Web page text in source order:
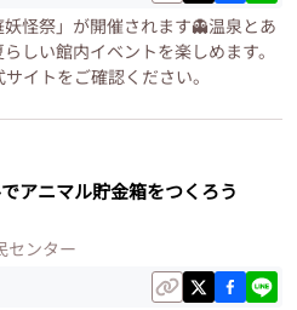
怪祭」が開催されます👻温泉とあ
しい館内イベントを楽しめます。
イトをご確認ください。
アニマル貯金箱をつくろう
センター